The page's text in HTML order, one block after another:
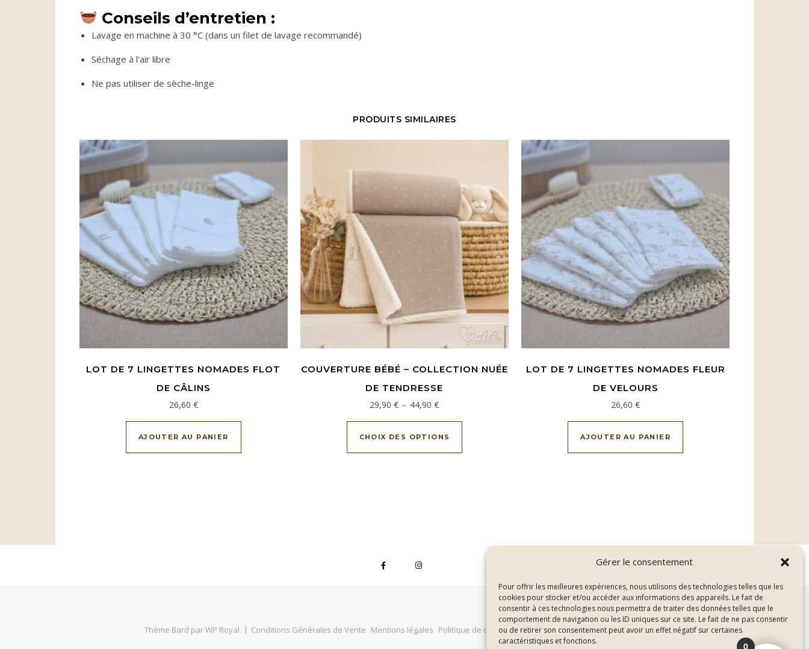
Gérer le consentement
Pour offrir les meilleures expériences, nous utilisons des technologies telles que les
cookies pour stocker et/ou accéder aux informations des appareils. Le fait de
consentir à ces technologies nous permettra de traiter des données telles que le
comportement de navigation ou les ID uniques sur ce site. Le fait de ne pas consentir
ou de retirer son consentement peut avoir un effet négatif sur certaines
caractéristiques et fonctions.
Conseils d’entretien :
Lavage en machine à 30 °C (dans un filet de lavage recommandé)
Séchage à l’air libre
Ne pas utiliser de sèche-linge
PRODUITS SIMILAIRES
LOT DE 7 LINGETTES NOMADES FLOT
DE CÂLINS
26,60 €
AJOUTER AU PANIER
COUVERTURE BÉBÉ – COLLECTION NUÉE
DE TENDRESSE
29,90€ – 44,90€Plage de prix : 29,90 € à 44,90 €
CHOIX DES OPTIONS
Ce produit a plusieurs variations. Les options peuvent être choisies sur la page du
LOT DE 7 LINGETTES NOMADES FLEUR
DE VELOURS
26,60€
AJOUTER AU PANIER
Thème Bard parWP Royal. Conditions Générales de Vente Mentions légales Politique de confidentialité Nous contacter On parle de nous
0